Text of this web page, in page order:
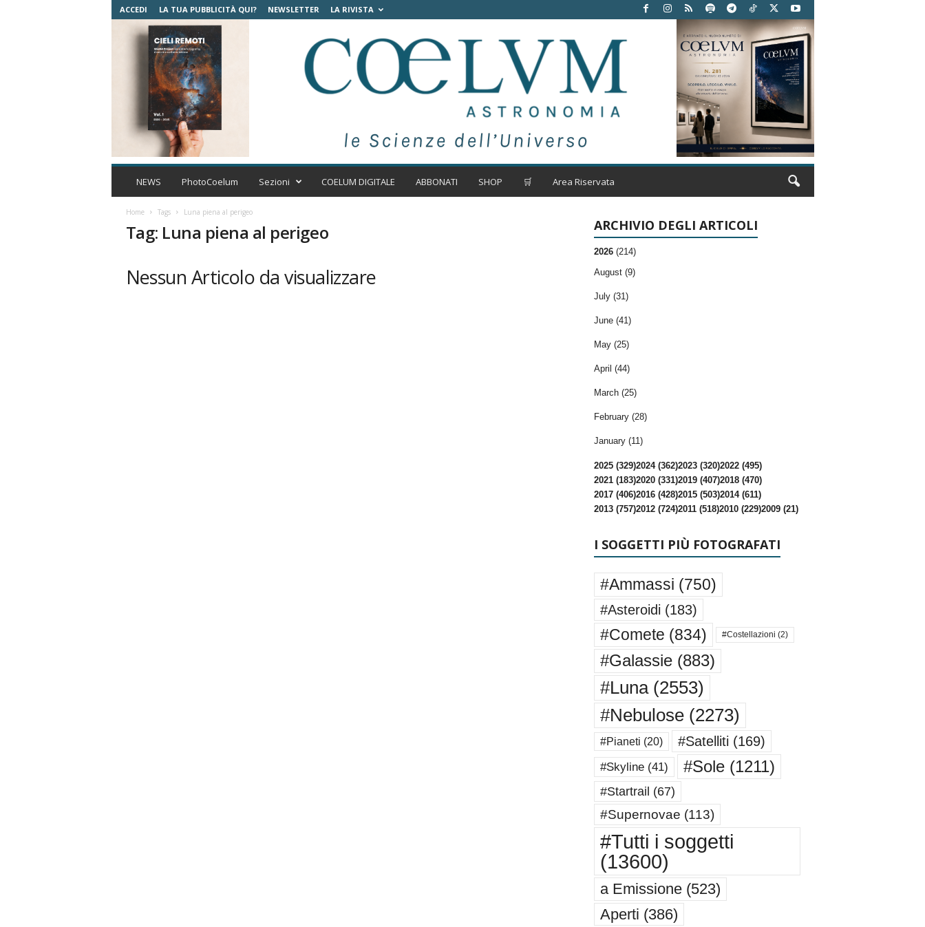
ACCEDI LA TUA PUBBLICITÀ QUI? NEWSLETTER LA RIVISTA
C
m
t
NEWS PhotoCoelum Sezioni COELUM DIGITALE ABBONATI SHOP 🛒 Area Riservata
Home Tags Luna piena al perigeo
Tag: Luna piena al perigeo
Nessun Articolo da visualizzare
ARCHIVIO DEGLI ARTICOLI
2026 (214)
August (9)
July (31)
June (41)
May (25)
April (44)
March (25)
February (28)
January (11)
2025 (329)2024 (362)2023 (320)2022 (495)
2021 (183)2020 (331)2019 (407)2018 (470)
2017 (406)2016 (428)2015 (503)2014 (611)
2013 (757)2012 (724)2011 (518)2010 (229)2009 (21)
I SOGGETTI PIÙ FOTOGRAFATI
#Ammassi (750)
#Asteroidi (183)
#Comete (834) #Costellazioni (2)
#Galassie(883)
#Luna(2553)
#Nebulose(2273)
#Pianeti (20) #Satelliti (169)
#Skyline(41) #Sole(1211)
#Startrail (67)
#Supernovae (113)
#Tutti i soggetti
(13600)
a Emissione(523)
Aperti (386)